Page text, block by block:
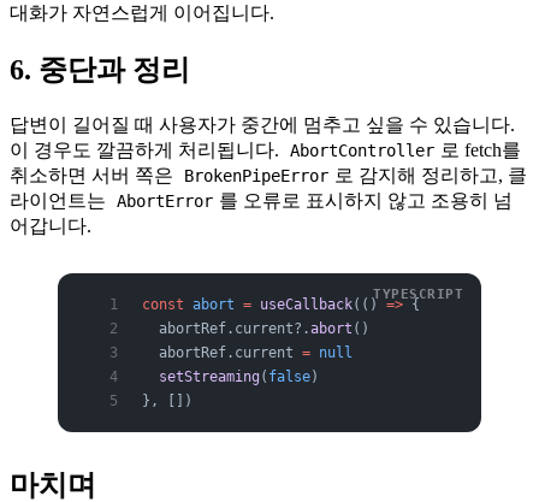
대화가 자연스럽게 이어집니다.
6. 중단과 정리
답변이 길어질 때 사용자가 중간에 멈추고 싶을 수 있습니다.
이 경우도 깔끔하게 처리됩니다.
AbortController 로 fetch를
취소하면 서버 쪽은
BrokenPipeError 로 감지해 정리하고, 클
라이언트는
AbortError 를 오류로 표시하지 않고 조용히 넘
어갑니다.
const abort = useCallback(() => {
  abortRef.current?.
abort ()
  abortRef.current
= null
  setStreaming
( false)
}, [])
마치며